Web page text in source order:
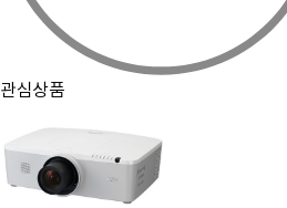
관심상품